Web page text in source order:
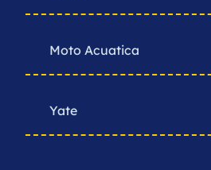
Moto Acuatica
Yate